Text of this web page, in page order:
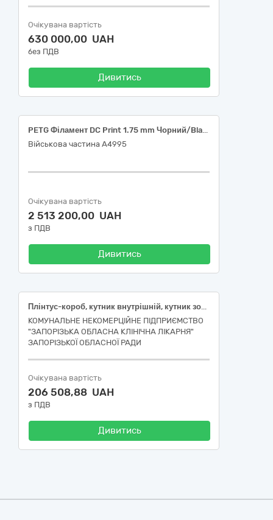
Очікувана вартість
630 000,00 UAH
без ПДВ
Дивитись
PETG Філамент DC Print 1.75 mm Чорний/Black 3 кг
Військова частина А4995
Очікувана вартість
2 513 200,00 UAH
з ПДВ
Дивитись
Плінтус-короб, кутник внутрішній, кутник зовнішній, заглушки, з’єднання до плінтусу, відро пластикове, органайзер пластиковий, гачки на вакуумних присосках.
КОМУНАЛЬНЕ НЕКОМЕРЦІЙНЕ ПІДПРИЄМСТВО
"ЗАПОРІЗЬКА ОБЛАСНА КЛІНІЧНА ЛІКАРНЯ"
ЗАПОРІЗЬКОЇ ОБЛАСНОЇ РАДИ
Очікувана вартість
206 508,88 UAH
з ПДВ
Дивитись